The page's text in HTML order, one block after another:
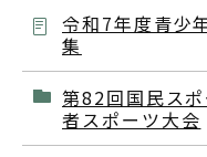
令和7年度青少
集
第82回国民ス
者スポーツ大会